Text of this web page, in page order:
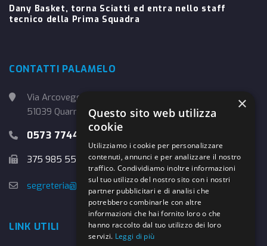
Dany Basket, torna Sciatti ed entra nello staff
tecnico della Prima Squadra
CONTATTI PALAMELO
Via Arcoveggio, 4
51039 Quarrata (PT)
0573 774457
375 985 5526
segreteria@danybasket.it
LINK UTILI
×
Questo sito web utilizza
cookie
Utilizziamo i cookie per personalizzare
contenuti, annunci e per analizzare il nostro
traffico. Condividiamo inoltre informazioni
sul tuo utilizzo del nostro sito con i nostri
partner pubblicitari e di analisi che
potrebbero combinarle con altre
informazioni che hai fornito loro o che
hanno raccolto dal tuo utilizzo dei loro
servizi. Leggi di più